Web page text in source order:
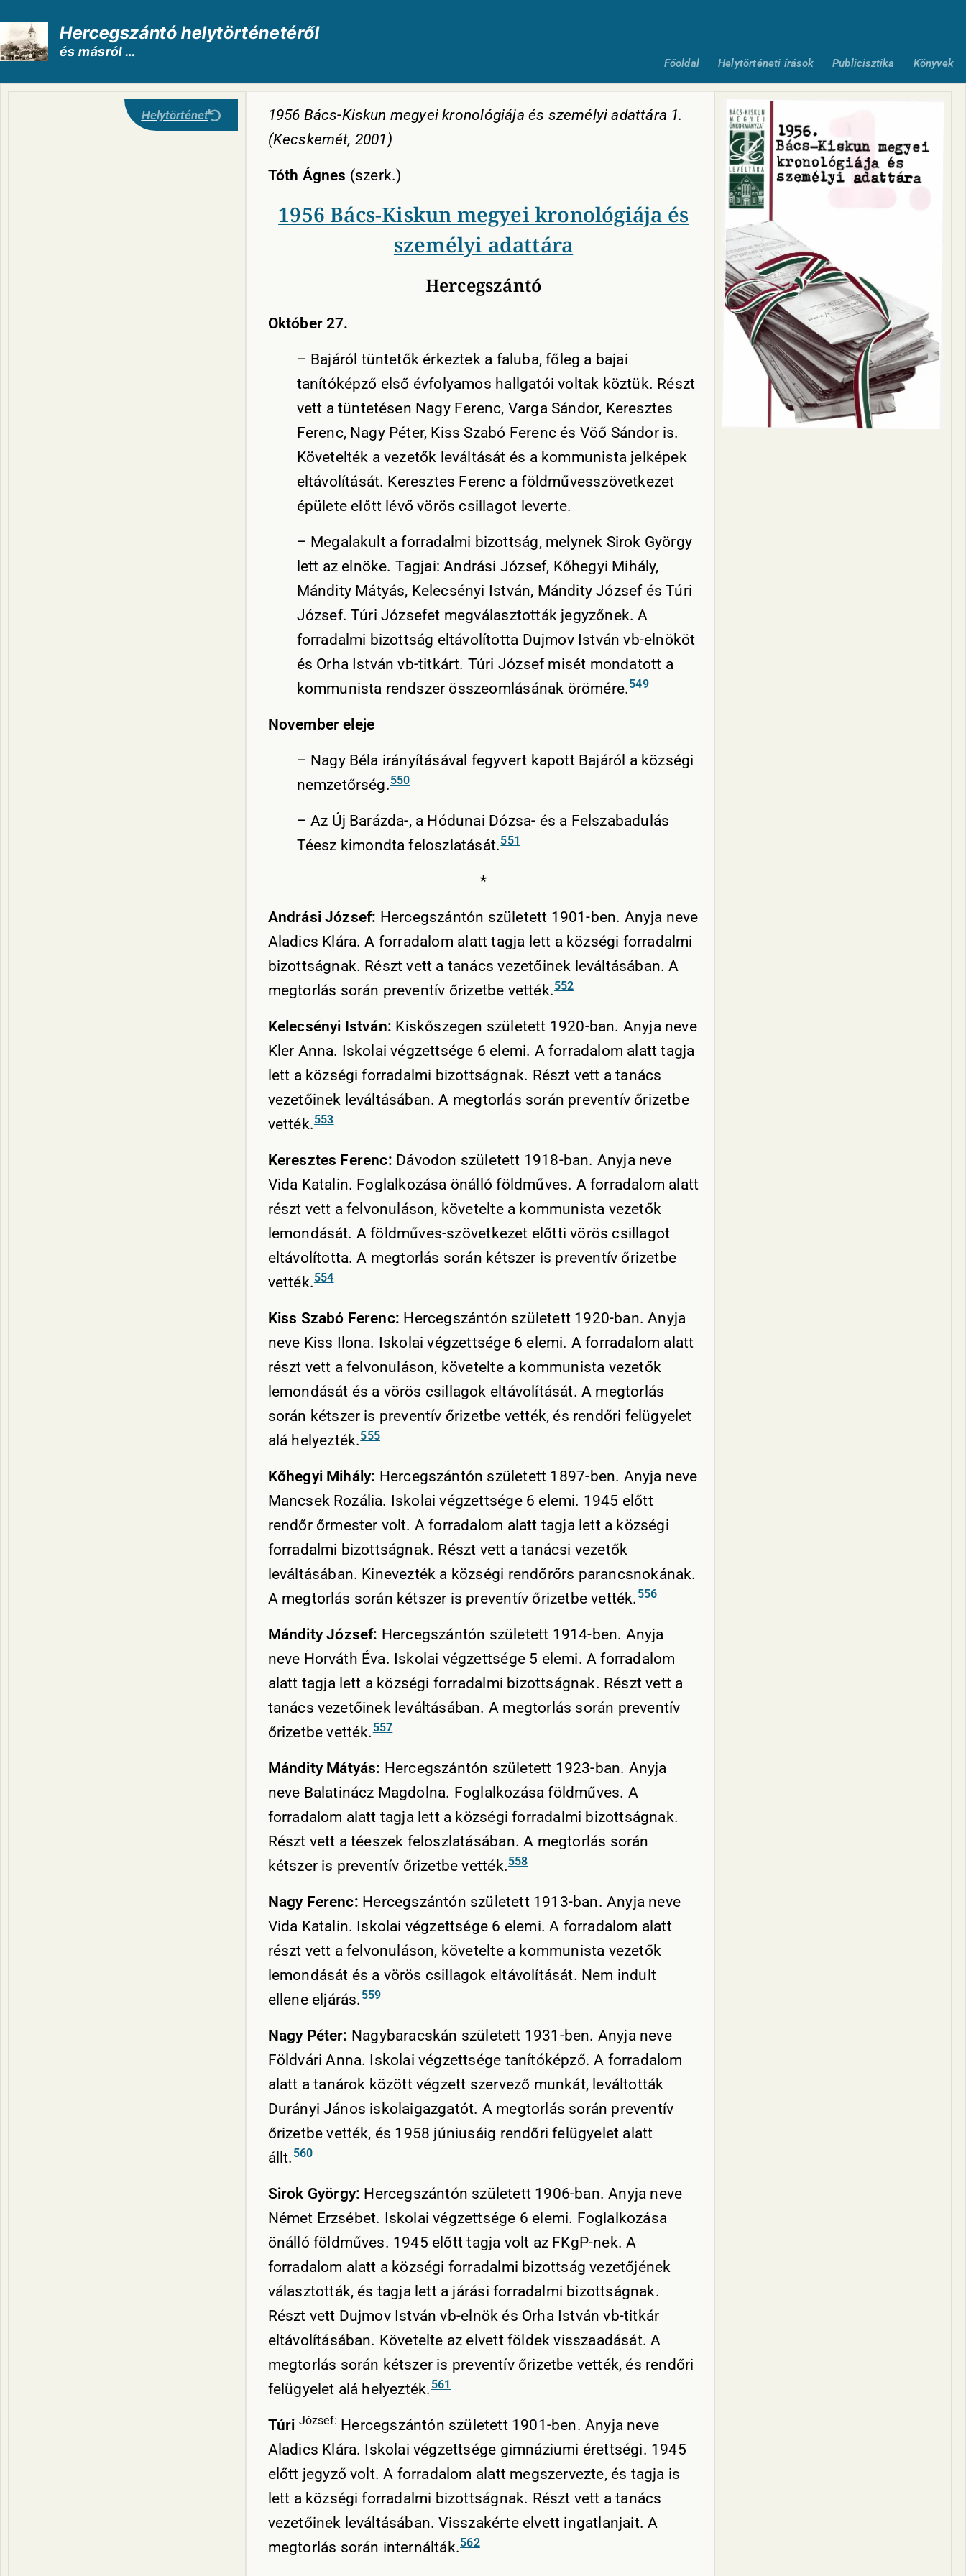
Hercegszántó helytörténetéről
és másról …
Főoldal Helytörténeti írások Publicisztika Könyvek
Helytörténet
1956 Bács-Kiskun megyei kronológiája és személyi adattára 1.
(Kecskemét, 2001)
Tóth Ágnes (szerk.)
1956 Bács-Kiskun megyei kronológiája és
személyi adattára
Hercegszántó
Október 27.
– Bajáról tüntetők érkeztek a faluba, főleg a bajai
tanítóképző első évfolyamos hallgatói voltak köztük. Részt
vett a tüntetésen Nagy Ferenc, Varga Sándor, Keresztes
Ferenc, Nagy Péter, Kiss Szabó Ferenc és Vöő Sándor is.
Követelték a vezetők leváltását és a kommunista jelképek
eltávolítását. Keresztes Ferenc a földművesszövetkezet
épülete előtt lévő vörös csillagot leverte.
– Megalakult a forradalmi bizottság, melynek Sirok György
lett az elnöke. Tagjai: Andrási József, Kőhegyi Mihály,
Mándity Mátyás, Kelecsényi István, Mándity József és Túri
József. Túri Józsefet megválasztották jegyzőnek. A
forradalmi bizottság eltávolította Dujmov István vb-elnököt
és Orha István vb-titkárt. Túri József misét mondatott a
kommunista rendszer összeomlásának örömére.549
November eleje
– Nagy Béla irányításával fegyvert kapott Bajáról a községi
nemzetőrség.550
– Az Új Barázda-, a Hódunai Dózsa- és a Felszabadulás
Téesz kimondta feloszlatását.551
*
Andrási József: Hercegszántón született 1901-ben. Anyja neve
Aladics Klára. A forradalom alatt tagja lett a községi forradalmi
bizottságnak. Részt vett a tanács vezetőinek leváltásában. A
megtorlás során preventív őrizetbe vették.552
Kelecsényi István: Kiskőszegen született 1920-ban. Anyja neve
Kler Anna. Iskolai végzettsége 6 elemi. A forradalom alatt tagja
lett a községi forradalmi bizottságnak. Részt vett a tanács
vezetőinek leváltásában. A megtorlás során preventív őrizetbe
vették.553
Keresztes Ferenc: Dávodon született 1918-ban. Anyja neve
Vida Katalin. Foglalkozása önálló földműves. A forradalom alatt
részt vett a felvonuláson, követelte a kommunista vezetők
lemondását. A földműves-szövetkezet előtti vörös csillagot
eltávolította. A megtorlás során kétszer is preventív őrizetbe
vették.554
Kiss Szabó Ferenc: Hercegszántón született 1920-ban. Anyja
neve Kiss Ilona. Iskolai végzettsége 6 elemi. A forradalom alatt
részt vett a felvonuláson, követelte a kommunista vezetők
lemondását és a vörös csillagok eltávolítását. A megtorlás
során kétszer is preventív őrizetbe vették, és rendőri felügyelet
alá helyezték.555
Kőhegyi Mihály: Hercegszántón született 1897-ben. Anyja neve
Mancsek Rozália. Iskolai végzettsége 6 elemi. 1945 előtt
rendőr őrmester volt. A forradalom alatt tagja lett a községi
forradalmi bizottságnak. Részt vett a tanácsi vezetők
leváltásában. Kinevezték a községi rendőrőrs parancsnokának.
A megtorlás során kétszer is preventív őrizetbe vették.556
Mándity József: Hercegszántón született 1914-ben. Anyja
neve Horváth Éva. Iskolai végzettsége 5 elemi. A forradalom
alatt tagja lett a községi forradalmi bizottságnak. Részt vett a
tanács vezetőinek leváltásában. A megtorlás során preventív
őrizetbe vették.557
Mándity Mátyás: Hercegszántón született 1923-ban. Anyja
neve Balatinácz Magdolna. Foglalkozása földműves. A
forradalom alatt tagja lett a községi forradalmi bizottságnak.
Részt vett a téeszek feloszlatásában. A megtorlás során
kétszer is preventív őrizetbe vették.558
Nagy Ferenc: Hercegszántón született 1913-ban. Anyja neve
Vida Katalin. Iskolai végzettsége 6 elemi. A forradalom alatt
részt vett a felvonuláson, követelte a kommunista vezetők
lemondását és a vörös csillagok eltávolítását. Nem indult
ellene eljárás.559
Nagy Péter: Nagybaracskán született 1931-ben. Anyja neve
Földvári Anna. Iskolai végzettsége tanítóképző. A forradalom
alatt a tanárok között végzett szervező munkát, leváltották
Durányi János iskolaigazgatót. A megtorlás során preventív
őrizetbe vették, és 1958 júniusáig rendőri felügyelet alatt
állt.560
Sirok György: Hercegszántón született 1906-ban. Anyja neve
Német Erzsébet. Iskolai végzettsége 6 elemi. Foglalkozása
önálló földműves. 1945 előtt tagja volt az FKgP-nek. A
forradalom alatt a községi forradalmi bizottság vezetőjének
választották, és tagja lett a járási forradalmi bizottságnak.
Részt vett Dujmov István vb-elnök és Orha István vb-titkár
eltávolításában. Követelte az elvett földek visszaadását. A
megtorlás során kétszer is preventív őrizetbe vették, és rendőri
felügyelet alá helyezték.561
Túri József: Hercegszántón született 1901-ben. Anyja neve
Aladics Klára. Iskolai végzettsége gimnáziumi érettségi. 1945
előtt jegyző volt. A forradalom alatt megszervezte, és tagja is
lett a községi forradalmi bizottságnak. Részt vett a tanács
vezetőinek leváltásában. Visszakérte elvett ingatlanjait. A
megtorlás során internálták.562